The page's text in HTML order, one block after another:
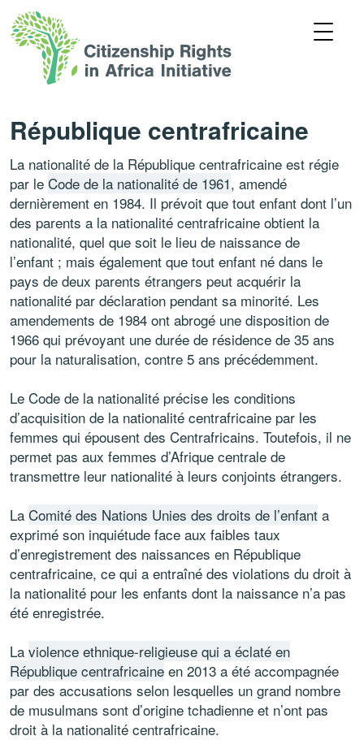
République centrafricaine
La nationalité de la République centrafricaine est régie
par le Code de la nationalité de 1961, amendé
dernièrement en 1984. Il prévoit que tout enfant dont l’un
des parents a la nationalité centrafricaine obtient la
nationalité, quel que soit le lieu de naissance de
l’enfant ; mais également que tout enfant né dans le
pays de deux parents étrangers peut acquérir la
nationalité par déclaration pendant sa minorité. Les
amendements de 1984 ont abrogé une disposition de
1966 qui prévoyant une durée de résidence de 35 ans
pour la naturalisation, contre 5 ans précédemment.
Le Code de la nationalité précise les conditions
d’acquisition de la nationalité centrafricaine par les
femmes qui épousent des Centrafricains. Toutefois, il ne
permet pas aux femmes d’Afrique centrale de
transmettre leur nationalité à leurs conjoints étrangers.
La Comité des Nations Unies des droits de l’enfant a
exprimé son inquiétude face aux faibles taux
d’enregistrement des naissances en République
centrafricaine, ce qui a entraîné des violations du droit à
la nationalité pour les enfants dont la naissance n’a pas
été enregistrée.
La violence ethnique-religieuse qui a éclaté en
République centrafricaine en 2013 a été accompagnée
par des accusations selon lesquelles un grand nombre
de musulmans sont d’origine tchadienne et n’ont pas
droit à la nationalité centrafricaine.